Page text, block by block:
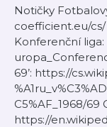
Notičky
coefficient.eu/
Konferenční
69’: https://
C5%AF_1968/69
https://